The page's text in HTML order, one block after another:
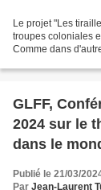
Le projet "Les
troupes coloniales
Comme dans
GLFF,
2024 sur le thème Femme et Franc-Maçonne
dans le
Besson.
Publié le 21/03/
Par Jean-Laurent